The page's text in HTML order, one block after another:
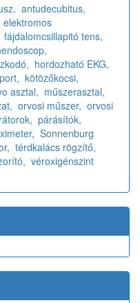
antudecubitus,
elektromos
fájdalomcsillapitó tens,
hordozható EKG,
kötözőkocsi,
asztal, műszerasztal,
orvosi műszer, orvosi
párásítók,
Sonnenburg
térdkalács rögzítő,
véroxigénszint